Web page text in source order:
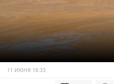
11 ИЮНЯ 10:33